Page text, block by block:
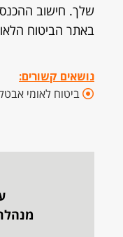
שלך. חישוב
באתר הביטוח
נושאים קשורים:
ביטוח לאומי